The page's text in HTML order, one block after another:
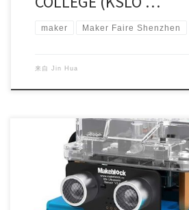
maker Maker Faire Shenzhen
来自 Jin Hua
Time flies, and Maker Faire Shenzhen